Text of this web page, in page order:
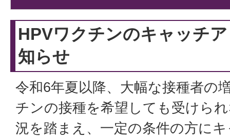
HPVワクチンのキャッチ
知らせ
令和6年夏以降、大幅な接種者の
チンの接種を希望しても受けら
況を踏まえ、一定の条件の方に